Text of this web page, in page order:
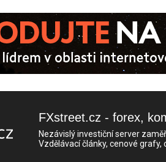
FXstreet.cz - forex,
Nezávislý investiční server
Vzdělávací články, cenové